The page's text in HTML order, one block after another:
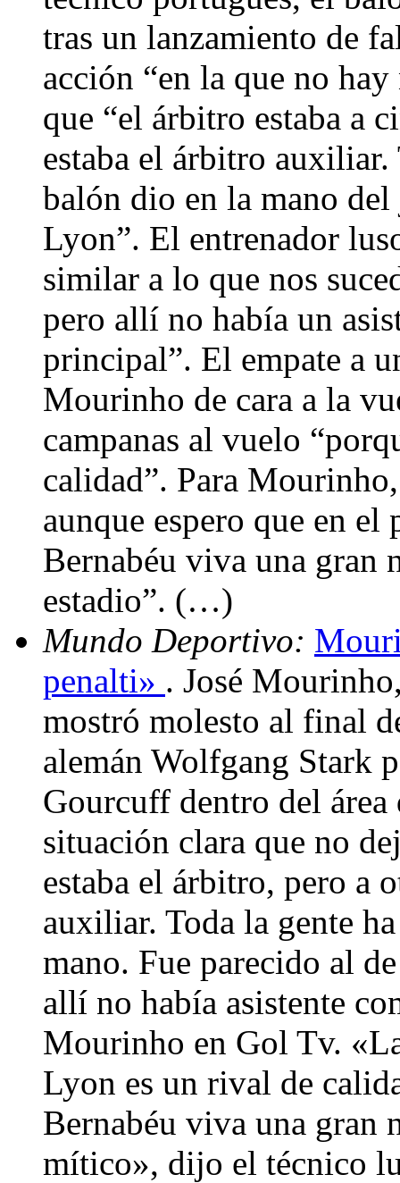
tras un lanzamiento de
acción “en la que no
que “el árbitro estaba a
estaba el árbitro
balón dio en la mano
Lyon”. El entrenador
similar a lo que nos
pero allí no había un
principal”. El empate a
Mourinho de cara a la
campanas al vuelo
calidad”. Para
aunque espero que en
Bernabéu viva una gran
estadio”. (…)
Mundo Deportivo:
penalti» . José
mostró molesto al final
alemán Wolfgang Stark
Gourcuff dentro del
situación clara que no
estaba el árbitro, pero a
auxiliar. Toda la gente
mano. Fue parecido al
allí no había asistente
Mourinho en Gol Tv.
Lyon es un rival de
Bernabéu viva una gran
mítico», dijo el técnico